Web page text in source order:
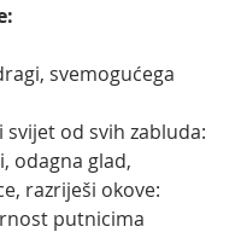
svemogućega
svijet od svih zabluda:
odagna glad,
razriješi okove:
putnicima